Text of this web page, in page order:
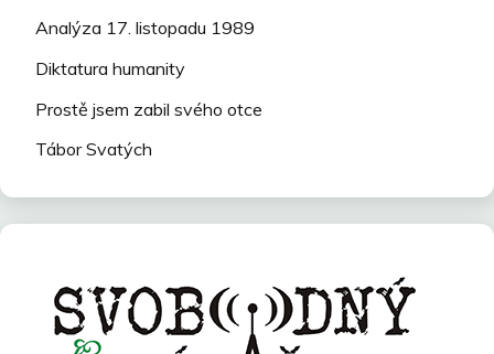
Analýza 17. listopadu 1989
Diktatura humanity
Prostě jsem zabil svého otce
Tábor Svatých